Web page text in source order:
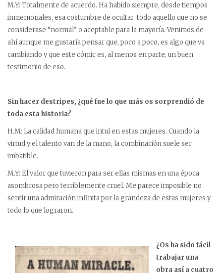
M.Y: Totalmente de acuerdo. Ha habido siempre, desde tiempos
inmemoriales, esa costumbre de ocultar todo aquello que no se
considerase “normal” o aceptable para la mayoría. Venimos de
ahí aunque me gustaría pensar que, poco a poco, es algo que va
cambiando y que este cómic es, al menos en parte, un buen
testimonio de eso.
Sin hacer destripes, ¿qué fue lo que más os sorprendió de
toda esta historia?
H.M: La calidad humana que intuí en estas mujeres. Cuando la
virtud y el talento van de la mano, la combinación suele ser
imbatible.
M.Y: El valor que tuvieron para ser ellas mismas en una época
asombrosa pero terriblemente cruel. Me parece imposible no
sentir una admiración infinita por la grandeza de estas mujeres y
todo lo que lograron.
¿Os ha sido fácil
trabajar una
obra así a cuatro